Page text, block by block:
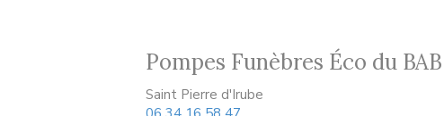
Pompes Funèbres Éco du BAB
Saint Pierre d'Irube